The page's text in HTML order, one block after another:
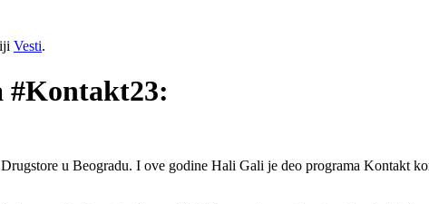
Vesti.
#Kontakt23:
u Beogradu. I ove godine Hali Gali je deo programa Kontakt